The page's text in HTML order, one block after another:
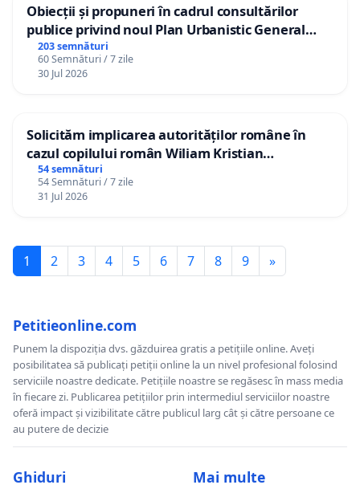
Obiecții și propuneri în cadrul consultărilor
publice privind noul Plan Urbanistic General
(PUG) Ialoveni
203 semnături
60 Semnături / 7 zile
30 Jul 2026
Solicităm implicarea autorităților române în
cazul copilului român Wiliam Kristian
Gheorghe, aflat în plasament în Danemarca de
12 ani
54 semnături
54 Semnături / 7 zile
31 Jul 2026
1 2 3 4 5 6 7 8 9 »
Petitieonline.com
Punem la dispoziția dvs. găzduirea gratis a petițiile online. Aveți
posibilitatea să publicați petiții online la un nivel profesional folosind
serviciile noastre dedicate. Petițiile noastre se regăsesc în mass media
în fiecare zi. Publicarea petițiilor prin intermediul serviciilor noastre
oferă impact și vizibilitate către publicul larg cât și către persoane ce
au putere de decizie
Ghiduri Mai multe